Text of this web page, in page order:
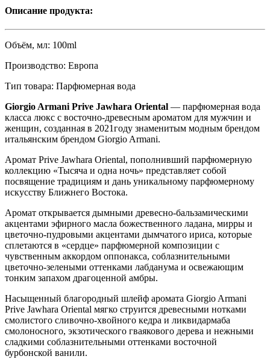
Описание продукта:
Объём, мл: 100ml
Производство: Eвропа
Тип товара: Парфюмерная вода
Giorgio Armani Prive Jawhara Oriental — парфюмерная вода
класса люкс с восточно-древесным ароматом для мужчин и
женщин, созданная в 2021году знаменитым модным брендом
итальянским брендом Giorgio Armani.
Аромат Prive Jawhara Oriental, пополнивший парфюмерную
коллекцию «Тысяча и одна ночь» представляет собой
посвящение традициям и дань уникальному парфюмерному
искусству Ближнего Востока.
Аромат открывается дымными древесно-бальзамическими
акцентами эфирного масла божественного ладана, мирры и
цветочно-пудровыми акцентами дымчатого ириса, которые
сплетаются в «сердце» парфюмерной композиции с
чувственным аккордом оппонакса, соблазнительными
цветочно-зелеными оттенками лабданума и освежающим
тонким запахом драгоценной амбры.
Насыщенный благородный шлейф аромата Giorgio Armani
Prive Jawhara Oriental мягко струится древесными нотками
смолистого сливочно-хвойного кедра и ликвидармаба
смолоносного, экзотического гваякового дерева и нежными
сладкими соблазнительными оттенками восточной
бурбонской ванили.